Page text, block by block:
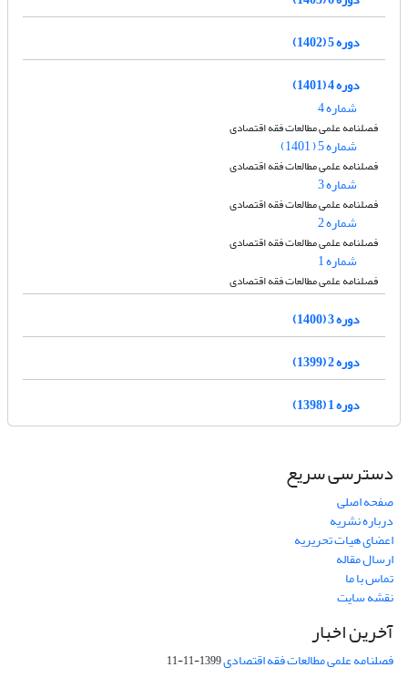
دوره 5 (1402)
دوره 4 (1401)
شماره 4
فصلنامه علمی مطالعات فقه اقتصادی
شماره 5 ( 1401)
فصلنامه علمی مطالعات فقه اقتصادی
شماره 3
فصلنامه علمی مطالعات فقه اقتصادی
شماره 2
فصلنامه علمی مطالعات فقه اقتصادی
شماره 1
فصلنامه علمی مطالعات فقه اقتصادی
دوره 3 (1400)
دوره 2 (1399)
دوره 1 (1398)
دسترسی سریع
صفحه اصلی
درباره نشریه
اعضای هیات تحریریه
ارسال مقاله
تماس با ما
نقشه سایت
آخرین اخبار
فصلنامه علمی مطالعات فقه اقتصادی1399-11-11